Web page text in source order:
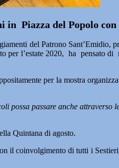
in Piazza del Popolo
del Patrono Sant’Emidio,
per l’estate 2020, ha pensato
per la mostra
possa passare anche attraverso
Quintana di agosto.
il coinvolgimento di tutti i